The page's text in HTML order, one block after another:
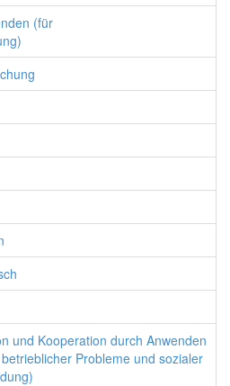
(für
und Kooperation durch Anwenden
Probleme und sozialer